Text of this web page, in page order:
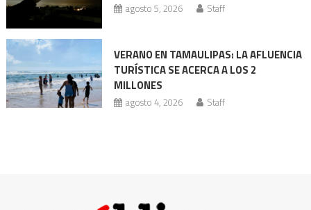
agosto 5, 2026 Staff
VERANO EN TAMAULIPAS: LA AFLUENCIA
TURÍSTICA SE ACERCA A LOS 2
MILLONES
agosto 4, 2026 Staff